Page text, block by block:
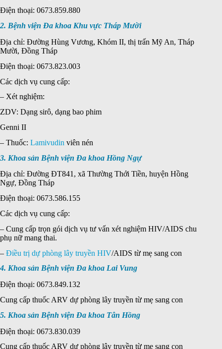
Điện thoại: 0673.859.880
2. Bệnh viện Đa khoa Khu vực Tháp Mười
Địa chỉ: Đường Hùng Vương, Khóm II, thị trấn Mỹ An, Tháp
Mười, Đồng Tháp
Điện thoại: 0673.823.003
Các dịch vụ cung cấp:
– Xét nghiệm:
ZDV: Dạng sirô, dạng bao phim
Genni II
– Thuốc: Lamivudin viên nén
3. Khoa sản Bệnh viện Đa khoa Hồng Ngự
Địa chỉ: Đường ĐT841, xã Thường Thới Tiền, huyện Hồng
Ngự, Đồng Tháp
Điện thoại: 0673.586.155
Các dịch vụ cung cấp:
– Cung cấp trọn gói dịch vụ tư vấn xét nghiệm HIV/AIDS chu
phụ nữ mang thai.
– Điều trị dự phòng lây truyền HIV/AIDS từ mẹ sang con
4. Khoa sản Bệnh viện Đa khoa Lai Vung
Điện thoại: 0673.849.132
Cung cấp thuốc ARV dự phòng lây truyền từ mẹ sang con
5. Khoa sản Bệnh viện Đa khoa Tân Hồng
Điện thoại: 0673.830.039
Cung cấp thuốc ARV dự phòng lây truyền từ mẹ sang con